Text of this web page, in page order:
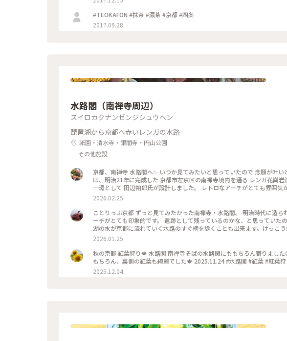
#TEOKAFON #抹茶 #濃茶 #京都 #四条
2017.09.28
水路閣（南禅寺周辺）
スイロカクナンゼンジシュウヘン
琵琶湖から京都へ赤いレンガの水路
祇園・清水寺・銀閣寺・円山公園
その他施設
京都、南禅寺 水路閣へ✨ いつか見てみたいと思っていたので 念願が叶
は、明治21年に完成した 京都市左京区の南禅寺境内を通る レンガ花崗
一環として 田辺朔郎氏が設計しました。 レトロなアーチがとても雰囲気
真です😊 帰りは水路横の道を散策しながら 駅に向かいました👣 #南禅寺
2026.02.25
ことりっぷ京都 ずっと見てみたかった南禅寺・水路閣。 明治時代に造
ーチがとても印象的です。 遺跡として残っているのかな、と思っていた
湖の水が京都に流れていく水路のすぐ横を歩くことも出来ます。けっこ
閣#琵琶湖疏水
2026.01.25
秋の京都 紅葉狩り🍁 水路閣 南禅寺そばの水路閣にももちろん寄りまし
もちろん、裏側の紅葉も綺麗でした🍁
2025.12.04